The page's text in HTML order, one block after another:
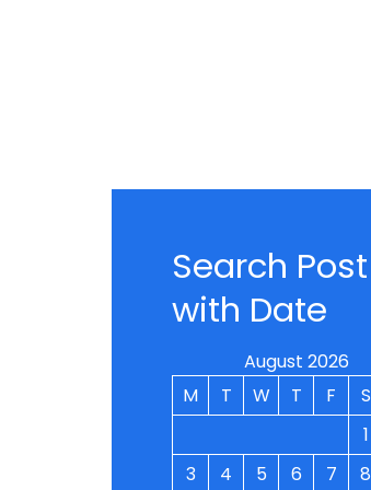
Search Post
with Date
August 2026
M
T W T F S
1
3
4 5 6 7 8